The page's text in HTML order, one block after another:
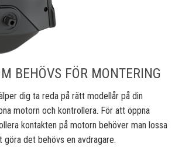
BEHÖVS FÖR MONTERING
dig ta reda på rätt modellår på din
motorn och kontrollera. För att öppna
kontakten på motorn behöver man lossa
det behövs en avdragare.